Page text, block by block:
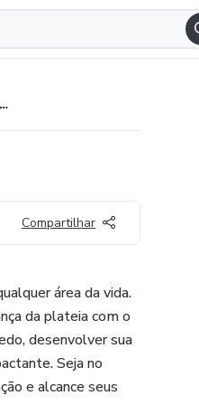
ORATÓRIA BÁSICA: guia para comunicação eficaz
Compartilhar
área da vida.
da plateia com o
desenvolver sua
Seja no
e alcance seus